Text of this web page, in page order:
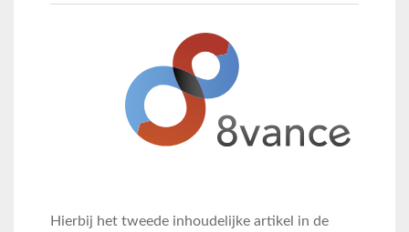
Hierbij het tweede inhoudelijke artikel in de